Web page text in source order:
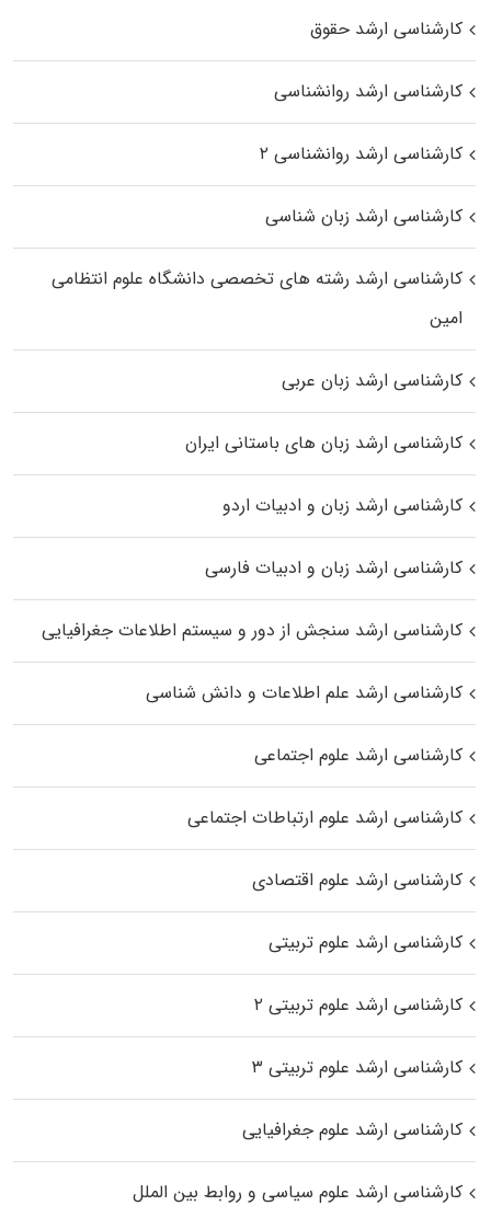
کارشناسی ارشد حقوق
کارشناسی ارشد روانشناسی
کارشناسی ارشد روانشناسی ۲
کارشناسی ارشد زبان شناسی
کارشناسی ارشد رﺷﺘﻪ ﻫﺎی تخصصی داﻧﺸﮕﺎه ﻋﻠﻮم انتظامی
اﻣﻴﻦ
کارشناسی ارشد زبان عربی
کارشناسی ارشد زبان‌ های باستانی ایران
کارشناسی ارشد زبان و ادبیات اردو
کارشناسی ارشد زبان و ادبیات فارسی
کارشناسی ارشد سنجش از دور و سیستم اطلاعات جغرافیایی
کارشناسی ارشد علم اطلاعات و دانش شناسی
کارشناسی ارشد علوم اجتماعی
کارشناسی ارشد علوم ارتباطات اجتماعی
کارشناسی ارشد علوم اقتصادی
کارشناسی ارشد علوم تربیتی
کارشناسی ارشد علوم تربیتی ۲
کارشناسی ارشد علوم تربیتی ۳
کارشناسی ارشد علوم جغرافیایی
کارشناسی ارشد علوم سیاسی و روابط بین الملل